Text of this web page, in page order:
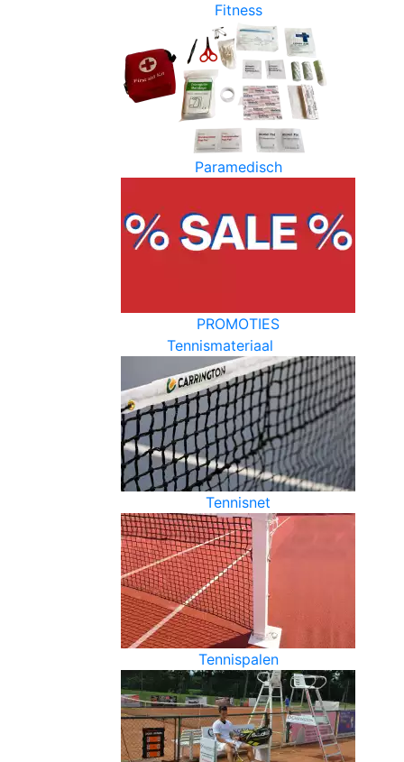
Fitness
Paramedisch
PROMOTIES
Tennismateriaal
Tennisnet
Tennispalen